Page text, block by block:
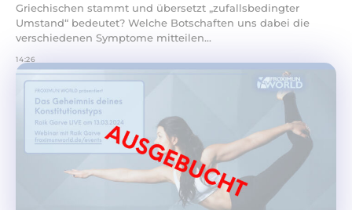
Griechischen stammt und übersetzt „zufallsbedingter
Umstand“ bedeutet? Welche Botschaften uns dabei die
verschiedenen Symptome mitteilen...
14:26